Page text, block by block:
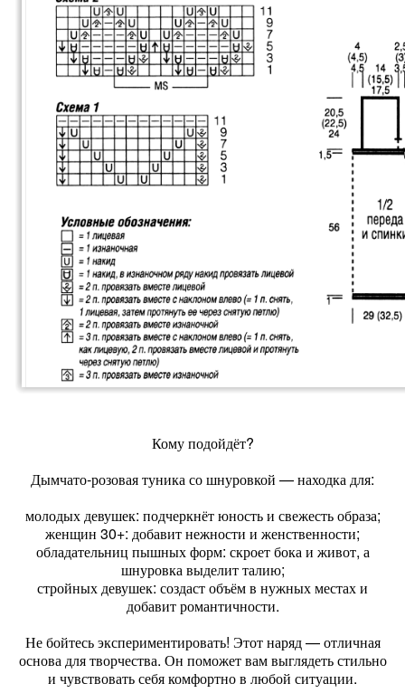
Кому подойдёт?
Дымчато‑розовая туника со шнуровкой — находка для:
молодых девушек: подчеркнёт юность и свежесть образа;
женщин 30+: добавит нежности и женственности;
обладательниц пышных форм: скроет бока и живот, а
шнуровка выделит талию;
стройных девушек: создаст объём в нужных местах и
добавит романтичности.
Не бойтесь экспериментировать! Этот наряд — отличная
основа для творчества. Он поможет вам выглядеть стильно
и чувствовать себя комфортно в любой ситуации.